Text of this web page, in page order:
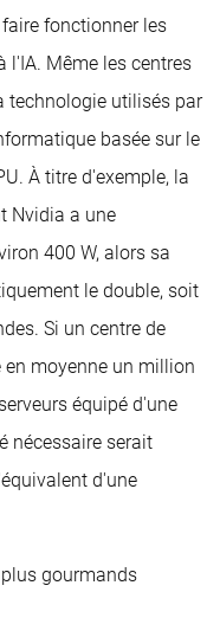
fonctionner les
l'IA. Même les centres
technologie utilisés par
basée sur le
À titre d'exemple, la
Nvidia a une
400 W, alors sa
le double, soit
Si un centre de
moyenne un million
équipé d'une
nécessaire serait
d'une
gourmands